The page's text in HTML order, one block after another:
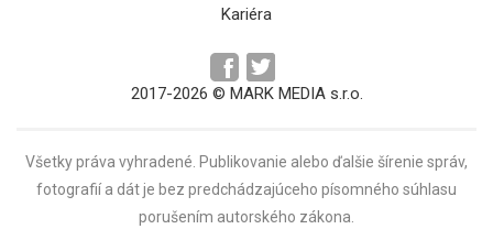
Kariéra
2017-2026 © MARK MEDIA s.r.o.
Všetky práva vyhradené. Publikovanie alebo ďalšie šírenie správ,
fotografií a dát je bez predchádzajúceho písomného súhlasu
porušením autorského zákona.